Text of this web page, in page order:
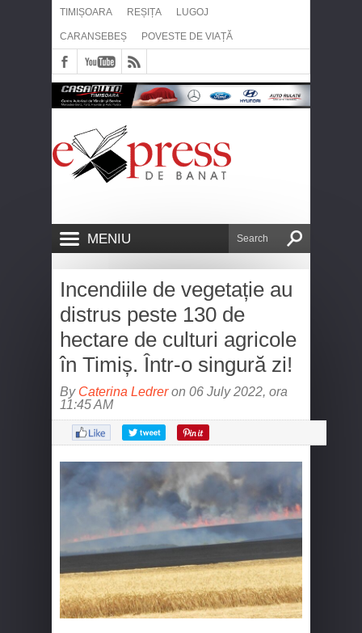
TIMIȘOARA REȘIȚA LUGOJ
CARANSEBEȘ POVESTE DE VIAȚĂ
MENIU
Incendiile de vegetație au
distrus peste 130 de
hectare de culturi agricole
în Timiș. Într-o singură zi!
By Caterina Ledreron 06 July 2022, ora
11:45 AM